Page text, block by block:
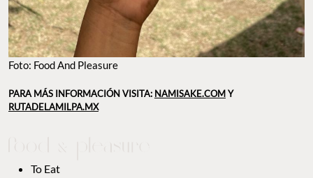
Foto: Food And Pleasure
PARA MÁS INFORMACIÓN VISITA: NAMISAKE.COMY
RUTADELAMILPA.MX
To Eat